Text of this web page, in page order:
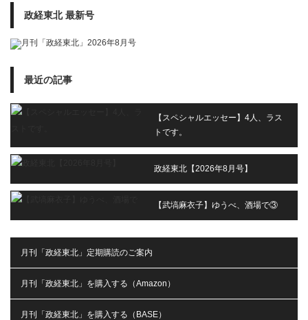
政経東北 最新号
最近の記事
【スペシャルエッセー】4人、ラス
トです。
政経東北【2026年8月号】
【武塙麻衣子】ゆうべ、酒場で③
月刊「政経東北」定期購読のご案内
月刊「政経東北」を購入する（Amazon）
月刊「政経東北」を購入する（BASE）